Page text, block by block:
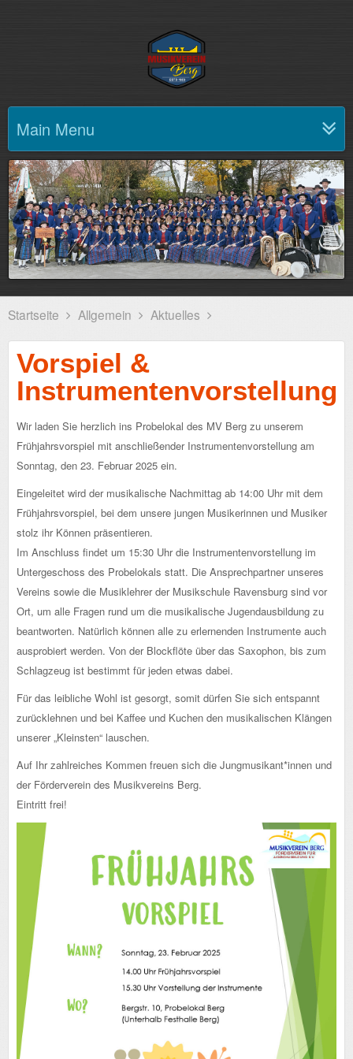
Main Menu
Startseite Allgemein Aktuelles
Vorspiel &
Instrumentenvorstellung
Wir laden Sie herzlich ins Probelokal des MV Berg zu unserem
Frühjahrsvorspiel mit anschließender Instrumentenvorstellung am
Sonntag, den 23. Februar 2025 ein.
Eingeleitet wird der musikalische Nachmittag ab 14:00 Uhr mit dem
Frühjahrsvorspiel, bei dem unsere jungen Musikerinnen und Musiker
stolz ihr Können präsentieren.
Im Anschluss findet um 15:30 Uhr die Instrumentenvorstellung im
Untergeschoss des Probelokals statt. Die Ansprechpartner unseres
Vereins sowie die Musiklehrer der Musikschule Ravensburg sind vor
Ort, um alle Fragen rund um die musikalische Jugendausbildung zu
beantworten. Natürlich können alle zu erlernenden Instrumente auch
ausprobiert werden. Von der Blockflöte über das Saxophon, bis zum
Schlagzeug ist bestimmt für jeden etwas dabei.
Für das leibliche Wohl ist gesorgt, somit dürfen Sie sich entspannt
zurücklehnen und bei Kaffee und Kuchen den musikalischen Klängen
unserer „Kleinsten“ lauschen.
Auf Ihr zahlreiches Kommen freuen sich die Jungmusikant*innen und
der Förderverein des Musikvereins Berg.
Eintritt frei!